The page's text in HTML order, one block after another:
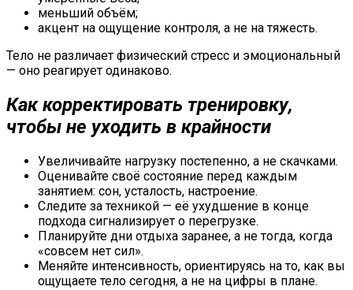
меньший объём;
акцент на ощущение контроля, а не на тяжесть.
Тело не различает физический стресс и эмоциональный
— оно реагирует одинаково.
Как корректировать тренировку,
чтобы не уходить в крайности
Увеличивайте нагрузку постепенно, а не скачками.
Оценивайте своё состояние перед каждым
занятием: сон, усталость, настроение.
Следите за техникой — её ухудшение в конце
подхода сигнализирует о перегрузке.
Планируйте дни отдыха заранее, а не тогда, когда
«совсем нет сил».
Меняйте интенсивность, ориентируясь на то, как вы
ощущаете тело сегодня, а не на цифры в плане.